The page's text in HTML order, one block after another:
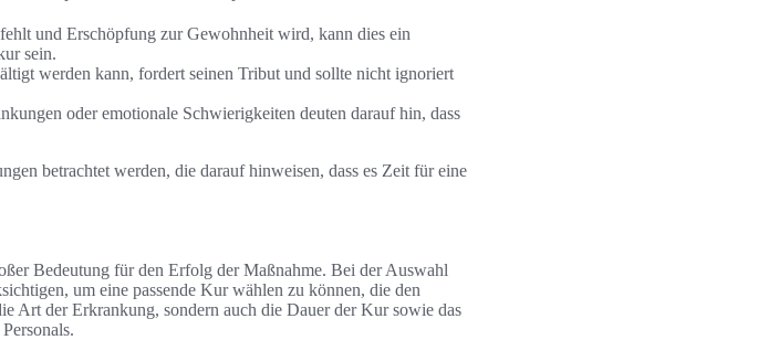
und Erschöpfung zur Gewohnheit wird, kann dies ein
sein.
werden kann, fordert seinen Tribut und sollte nicht ignoriert
oder emotionale Schwierigkeiten deuten darauf hin, dass
betrachtet werden, die darauf hinweisen, dass es Zeit für eine
Bedeutung für den Erfolg der Maßnahme. Bei der Auswahl
um eine passende Kur wählen zu können, die den
Art der Erkrankung, sondern auch die Dauer der Kur sowie das